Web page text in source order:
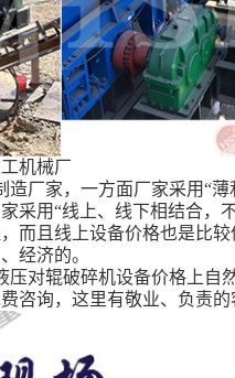
机械厂
厂家，一方面厂家采用“薄
采用“线上、线下相结合，
而且线上设备价格也是比较
经济的。
对辊破碎机设备价格上自
咨询，这里有敬业、负责的